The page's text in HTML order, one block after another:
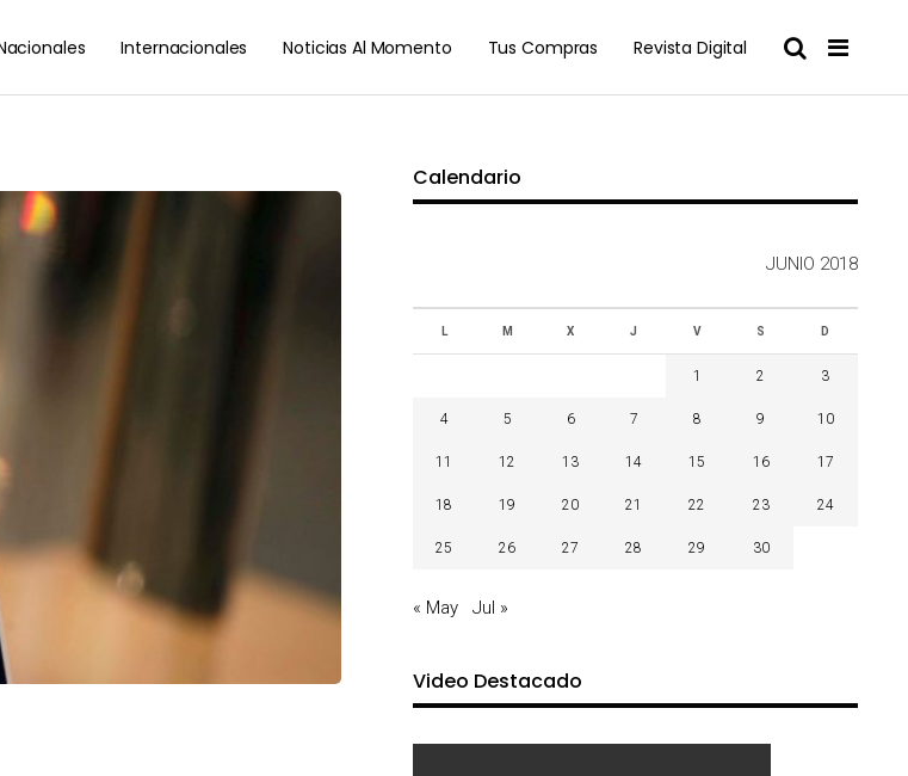
Internacionales Noticias Al Momento Tus Compras Revista Digital
Calendario
JUNIO 2018
L M X J V S D
1 2 3
4 5 6 7 8 9 10
11 12 13 14 15 16 17
18 19 20 21 22 23 24
25 26 27 28 29 30
« May Jul »
Video Destacado